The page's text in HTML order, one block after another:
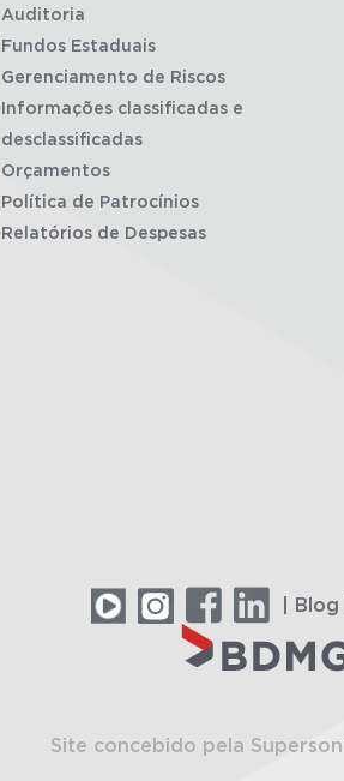
Auditoria
Fundos Estaduais
Gerenciamento de Riscos
Informações classificadas e
desclassificadas
Orçamentos
Política de Patrocínios
Relatórios de Despesas
| Blog |
Site concebido pela